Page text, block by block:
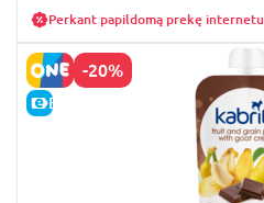
Perkant papildomą prekę internetu
-20%
E-KAINA